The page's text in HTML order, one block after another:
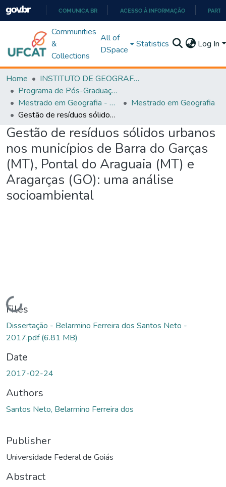
PARA
O
COMUNICA BR ACESSO À INFORMAÇÃO
Communities
&
Collections
All of
DSpace
Statistics Log In
Home
INSTITUTO DE GEOGRAFIA
Programa de Pós-Graduação em Geografia - PPGGEO
Mestrado em Geografia - PPGGEO
Mestrado em Geografia
Gestão de resíduos sólidos urbanos nos municípios de Barra do Garças (MT), Pontal do Araguaia (MT) e Aragarças (GO): uma análise socioambiental
Gestão de resíduos sólidos urbanos
nos municípios de Barra do Garças
(MT), Pontal do Araguaia (MT) e
Aragarças (GO): uma análise
socioambiental
Loading...
Files
Dissertação - Belarmino Ferreira dos Santos Neto -
2017.pdf(6.81 MB)
Date
2017-02-24
Authors
Santos Neto, Belarmino Ferreira dos
Publisher
Universidade Federal de Goiás
Abstract